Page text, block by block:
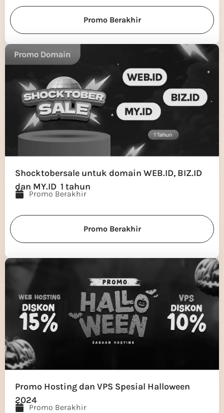
Promo Berakhir
Shocktobersale untuk domain WEB.ID, BIZ.ID
dan MY.ID 1 tahun
Promo Berakhir
Promo Berakhir
Promo Hosting dan VPS Spesial Halloween
2024
Promo Berakhir